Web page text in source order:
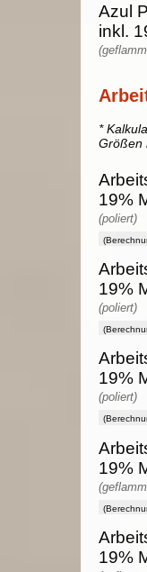
Azul
inkl.
*
Größen
19%
(poliert)
19%
(poliert)
19%
(poliert)
19%
19%